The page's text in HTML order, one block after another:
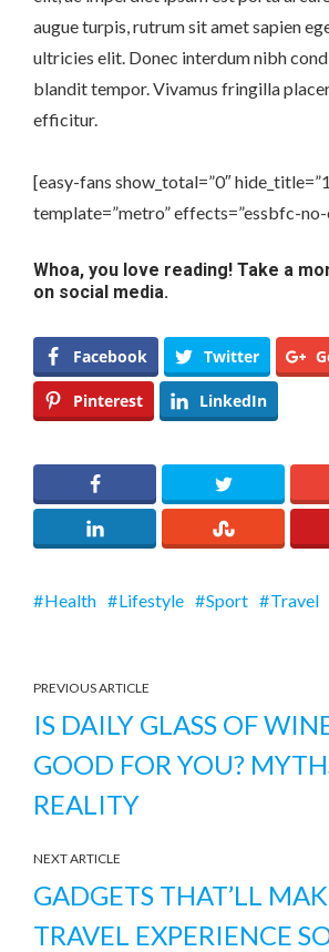
augue turpis, rutrum sit amet sapien
ultricies elit. Donec interdum nibh
blandit tempor. Vivamus fringilla
efficitur.
[easy-fans show_total=”0″
template=”metro” effects=”essbfc-
Whoa, you love reading! Take a
on social media.
Facebook Twitter
Pinterest LinkedIn
Health Lifestyle Sport Travel
PREVIOUS ARTICLE
IS DAILY GLASS OF
GOOD FOR YOU?
REALITY
NEXT ARTICLE
GADGETS THAT’LL
TRAVEL EXPERIENCE